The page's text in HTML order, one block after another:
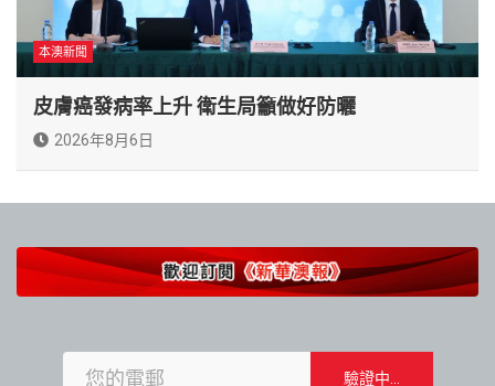
本澳新聞
皮膚癌發病率上升 衛生局籲做好防曬
2026年8月6日